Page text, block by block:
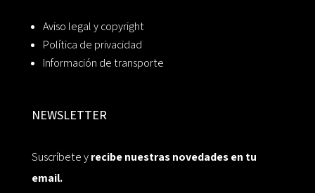
Aviso legal y copyright
Política de privacidad
Información de transporte
NEWSLETTER
Suscríbete yrecibe nuestras novedades en tu
email.